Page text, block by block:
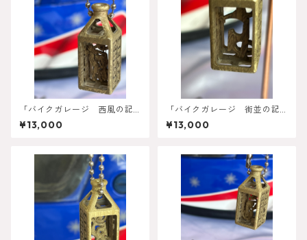
「バイクガレージ 西風の記
憶」オーダーメイドボトル型
ネックレス
¥13,000
「バイクガレージ 街並の記
憶」オーダーメイドボトル型
ネックレス
¥13,000